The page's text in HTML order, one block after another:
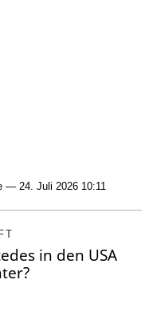
— 24. Juli 2026 10:11
in den USA